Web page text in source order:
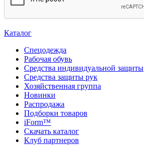
Каталог
Спецодежда
Рабочая обувь
Средства индивидуальной защиты
Средства защиты рук
Хозяйственная группа
Новинки
Распродажа
Подборки товаров
iForm™
Скачать каталог
Клуб партнеров